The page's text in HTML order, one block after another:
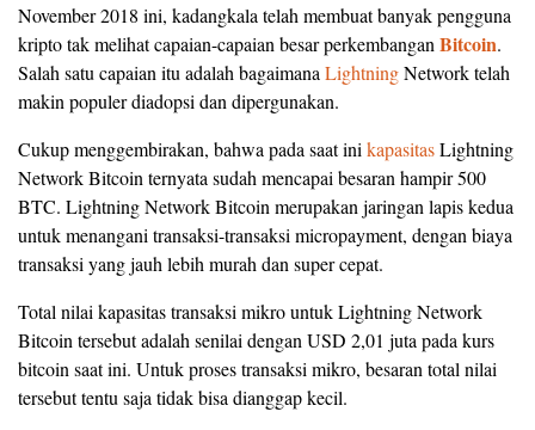
November 2018 ini, kadangkala telah membuat banyak pengguna
kripto tak melihat capaian-capaian besar perkembangan Bitcoin.
Salah satu capaian itu adalah bagaimana LightningNetwork telah
makin populer diadopsi dan dipergunakan.
Cukup menggembirakan, bahwa pada saat ini kapasitasLightning
Network Bitcoin ternyata sudah mencapai besaran hampir 500
BTC. Lightning Network Bitcoin merupakan jaringan lapis kedua
untuk menangani transaksi-transaksi micropayment, dengan biaya
transaksi yang jauh lebih murah dan super cepat.
Total nilai kapasitas transaksi mikro untuk Lightning Network
Bitcoin tersebut adalah senilai dengan USD 2,01 juta pada kurs
bitcoin saat ini. Untuk proses transaksi mikro, besaran total nilai
tersebut tentu saja tidak bisa dianggap kecil.